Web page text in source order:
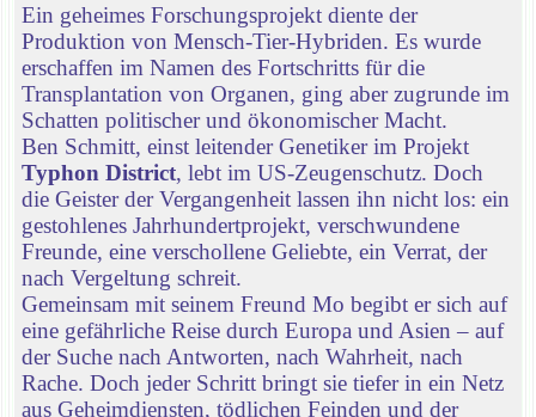
Ein geheimes Forschungsprojekt diente der
Produktion von Mensch-Tier-Hybriden. Es wurde
erschaffen im Namen des Fortschritts für die
Transplantation von Organen, ging aber zugrunde im
Schatten politischer und ökonomischer Macht.
Ben Schmitt, einst leitender Genetiker im Projekt
Typhon District, lebt im US-Zeugenschutz. Doch
die Geister der Vergangenheit lassen ihn nicht los: ein
gestohlenes Jahrhundertprojekt, verschwundene
Freunde, eine verschollene Geliebte, ein Verrat, der
nach Vergeltung schreit.
Gemeinsam mit seinem Freund Mo begibt er sich auf
eine gefährliche Reise durch Europa und Asien – auf
der Suche nach Antworten, nach Wahrheit, nach
Rache. Doch jeder Schritt bringt sie tiefer in ein Netz
aus Geheimdiensten, tödlichen Feinden und der